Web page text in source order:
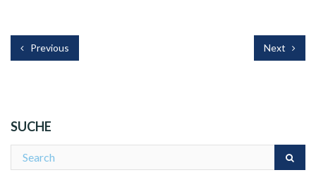
Previous Next
SUCHE